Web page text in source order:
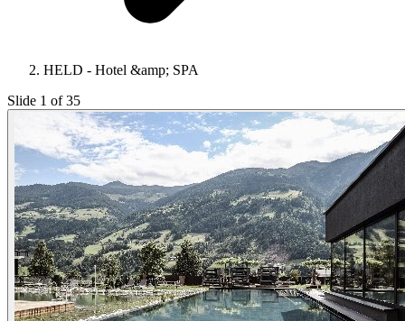
HELD - Hotel &amp; SPA
Slide 1 of 35